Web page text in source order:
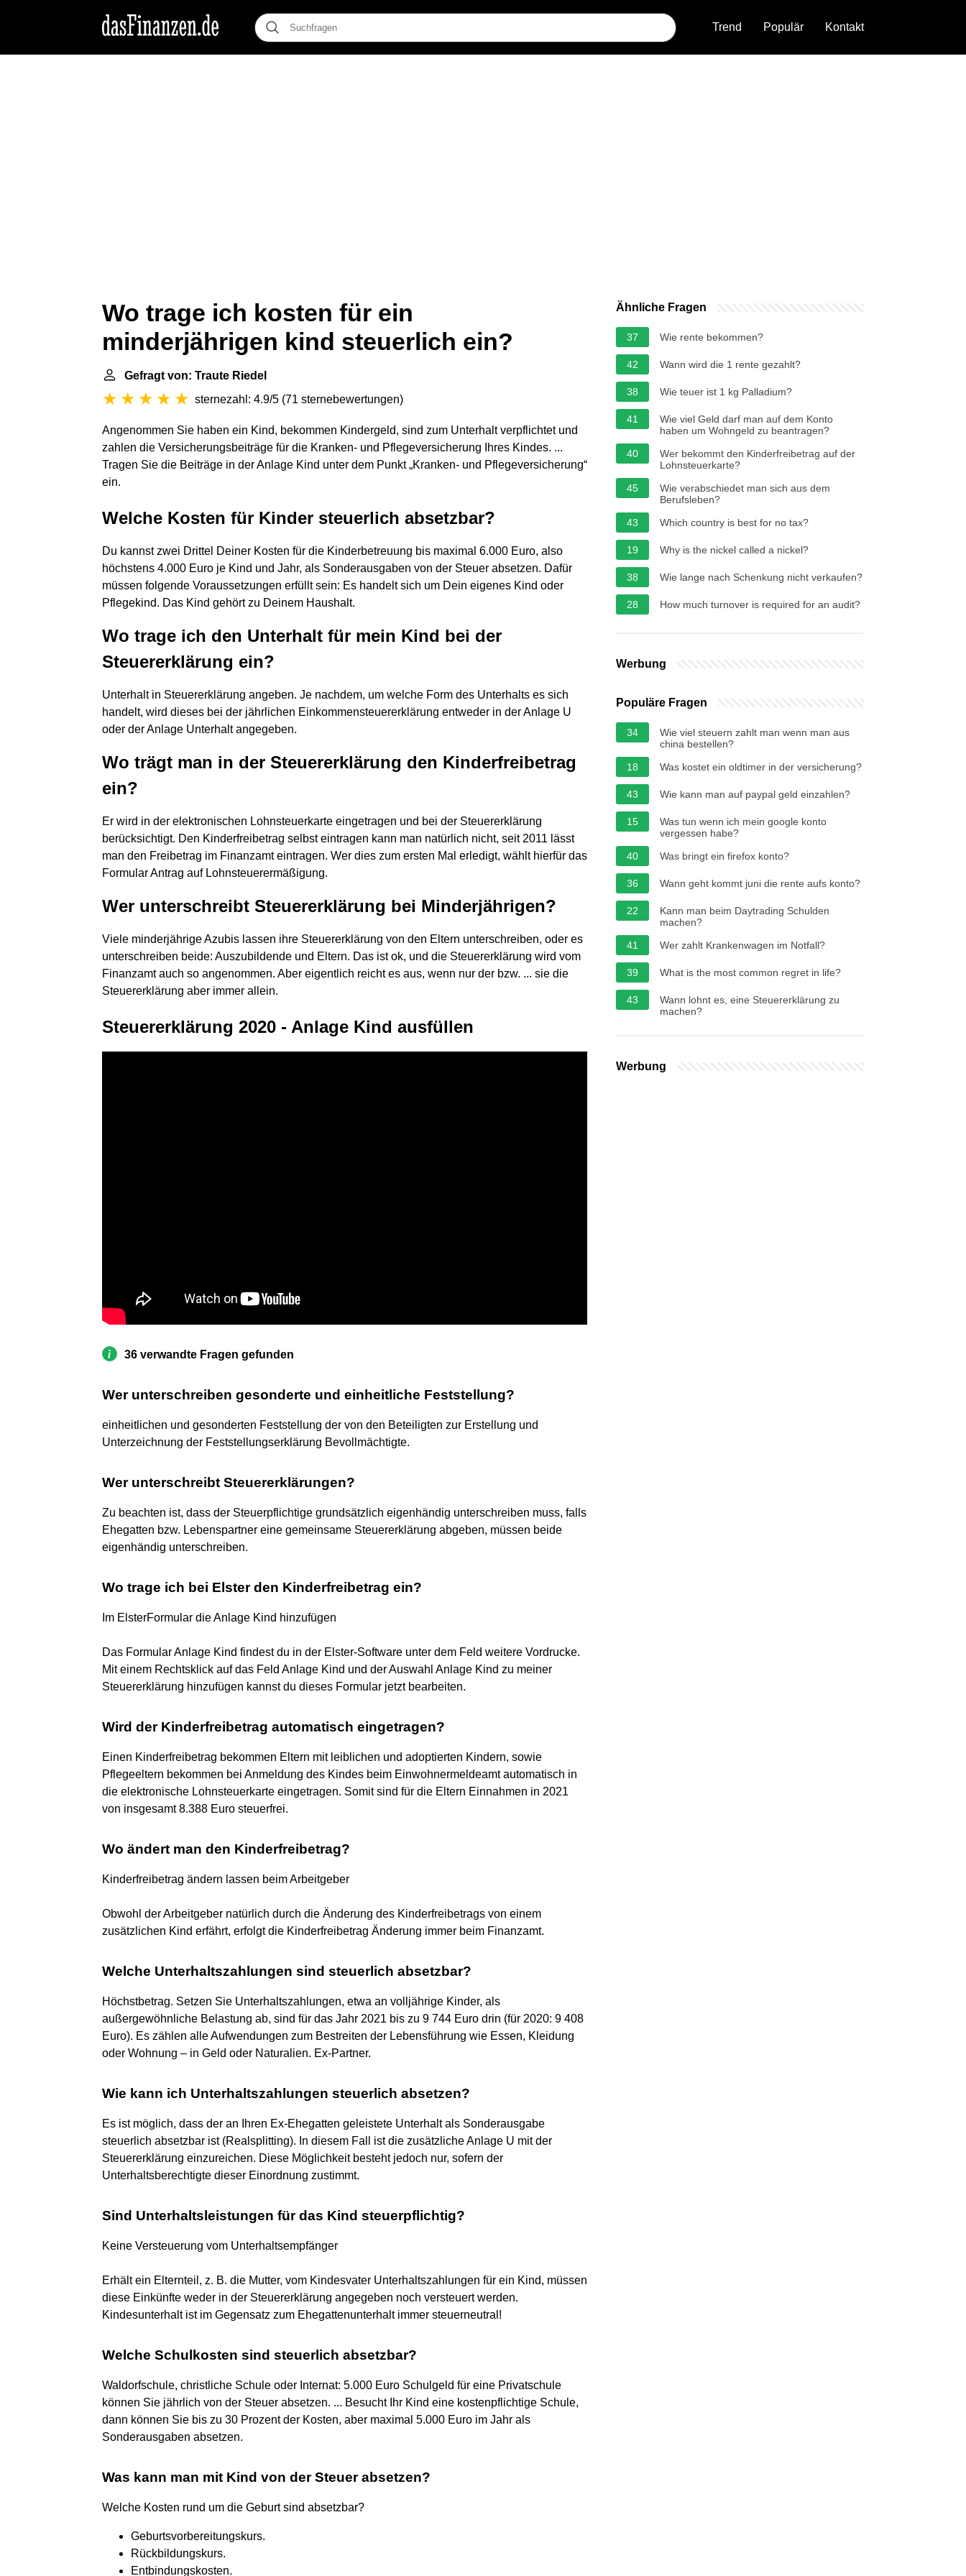
Trend Populär Kontakt
Wo trage ich kosten für ein
minderjährigen kind steuerlich ein?
Gefragt von: Traute Riedel
sternezahl: 4.9/5 (71 sternebewertungen)
Angenommen Sie haben ein Kind, bekommen Kindergeld, sind zum Unterhalt verpflichtet und
zahlen die Versicherungsbeiträge für die Kranken- und Pflegeversicherung Ihres Kindes. ...
Tragen Sie die Beiträge in der Anlage Kind unter dem Punkt „Kranken- und Pflegeversicherung“
ein.
Welche Kosten für Kinder steuerlich absetzbar?
Du kannst zwei Drittel Deiner Kosten für die Kinderbetreuung bis maximal 6.000 Euro, also
höchstens 4.000 Euro je Kind und Jahr, als Sonderausgaben von der Steuer absetzen. Dafür
müssen folgende Voraussetzungen erfüllt sein: Es handelt sich um Dein eigenes Kind oder
Pflegekind. Das Kind gehört zu Deinem Haushalt.
Wo trage ich den Unterhalt für mein Kind bei der
Steuererklärung ein?
Unterhalt in Steuererklärung angeben. Je nachdem, um welche Form des Unterhalts es sich
handelt, wird dieses bei der jährlichen Einkommensteuererklärung entweder in der Anlage U
oder der Anlage Unterhalt angegeben.
Wo trägt man in der Steuererklärung den Kinderfreibetrag
ein?
Er wird in der elektronischen Lohnsteuerkarte eingetragen und bei der Steuererklärung
berücksichtigt. Den Kinderfreibetrag selbst eintragen kann man natürlich nicht, seit 2011 lässt
man den Freibetrag im Finanzamt eintragen. Wer dies zum ersten Mal erledigt, wählt hierfür das
Formular Antrag auf Lohnsteuerermäßigung.
Wer unterschreibt Steuererklärung bei Minderjährigen?
Viele minderjährige Azubis lassen ihre Steuererklärung von den Eltern unterschreiben, oder es
unterschreiben beide: Auszubildende und Eltern. Das ist ok, und die Steuererklärung wird vom
Finanzamt auch so angenommen. Aber eigentlich reicht es aus, wenn nur der bzw. ... sie die
Steuererklärung aber immer allein.
Steuererklärung 2020 - Anlage Kind ausfüllen
36 verwandte Fragen gefunden
Wer unterschreiben gesonderte und einheitliche Feststellung?
einheitlichen und gesonderten Feststellung der von den Beteiligten zur Erstellung und
Unterzeichnung der Feststellungserklärung Bevollmächtigte.
Wer unterschreibt Steuererklärungen?
Zu beachten ist, dass der Steuerpflichtige grundsätzlich eigenhändig unterschreiben muss, falls
Ehegatten bzw. Lebenspartner eine gemeinsame Steuererklärung abgeben, müssen beide
eigenhändig unterschreiben.
Wo trage ich bei Elster den Kinderfreibetrag ein?
Im ElsterFormular die Anlage Kind hinzufügen
Das Formular Anlage Kind findest du in der Elster-Software unter dem Feld weitere Vordrucke.
Mit einem Rechtsklick auf das Feld Anlage Kind und der Auswahl Anlage Kind zu meiner
Steuererklärung hinzufügen kannst du dieses Formular jetzt bearbeiten.
Wird der Kinderfreibetrag automatisch eingetragen?
Einen Kinderfreibetrag bekommen Eltern mit leiblichen und adoptierten Kindern, sowie
Pflegeeltern bekommen bei Anmeldung des Kindes beim Einwohnermeldeamt automatisch in
die elektronische Lohnsteuerkarte eingetragen. Somit sind für die Eltern Einnahmen in 2021
von insgesamt 8.388 Euro steuerfrei.
Wo ändert man den Kinderfreibetrag?
Kinderfreibetrag ändern lassen beim Arbeitgeber
Obwohl der Arbeitgeber natürlich durch die Änderung des Kinderfreibetrags von einem
zusätzlichen Kind erfährt, erfolgt die Kinderfreibetrag Änderung immer beim Finanzamt.
Welche Unterhaltszahlungen sind steuerlich absetzbar?
Höchstbetrag. Setzen Sie Unterhaltszahlungen, etwa an volljährige Kinder, als
außergewöhnliche Belastung ab, sind für das Jahr 2021 bis zu 9 744 Euro drin (für 2020: 9 408
Euro). Es zählen alle Aufwendungen zum Bestreiten der Lebensführung wie Essen, Kleidung
oder Wohnung – in Geld oder Naturalien. Ex-Partner.
Wie kann ich Unterhaltszahlungen steuerlich absetzen?
Es ist möglich, dass der an Ihren Ex-Ehegatten geleistete Unterhalt als Sonderausgabe
steuerlich absetzbar ist (Realsplitting). In diesem Fall ist die zusätzliche Anlage U mit der
Steuererklärung einzureichen. Diese Möglichkeit besteht jedoch nur, sofern der
Unterhaltsberechtigte dieser Einordnung zustimmt.
Sind Unterhaltsleistungen für das Kind steuerpflichtig?
Keine Versteuerung vom Unterhaltsempfänger
Erhält ein Elternteil, z. B. die Mutter, vom Kindesvater Unterhaltszahlungen für ein Kind, müssen
diese Einkünfte weder in der Steuererklärung angegeben noch versteuert werden.
Kindesunterhalt ist im Gegensatz zum Ehegattenunterhalt immer steuerneutral!
Welche Schulkosten sind steuerlich absetzbar?
Waldorfschule, christliche Schule oder Internat: 5.000 Euro Schulgeld für eine Privatschule
können Sie jährlich von der Steuer absetzen. ... Besucht Ihr Kind eine kostenpflichtige Schule,
dann können Sie bis zu 30 Prozent der Kosten, aber maximal 5.000 Euro im Jahr als
Sonderausgaben absetzen.
Was kann man mit Kind von der Steuer absetzen?
Welche Kosten rund um die Geburt sind absetzbar?
Geburtsvorbereitungskurs.
Rückbildungskurs.
Entbindungskosten.
Ähnliche Fragen
37 Wie rente bekommen?
42 Wann wird die 1 rente gezahlt?
38 Wie teuer ist 1 kg Palladium?
41
Wie viel Geld darf man auf dem Konto
haben um Wohngeld zu beantragen?
40
Wer bekommt den Kinderfreibetrag auf der
Lohnsteuerkarte?
45
Wie verabschiedet man sich aus dem
Berufsleben?
43
Which country is best for no tax?
19 Why is the nickel called a nickel?
38 Wie lange nach Schenkung nicht verkaufen?
28 How much turnover is required for an audit?
Werbung
Populäre Fragen
34
Wie viel steuern zahlt man wenn man aus
china bestellen?
18
Was kostet ein oldtimer in der versicherung?
43 Wie kann man auf paypal geld einzahlen?
15
Was tun wenn ich mein google konto
vergessen habe?
40
Was bringt ein firefox konto?
36 Wann geht kommt juni die rente aufs konto?
22
Kann man beim Daytrading Schulden
machen?
41
Wer zahlt Krankenwagen im Notfall?
39 What is the most common regret in life?
43
Wann lohnt es, eine Steuererklärung zu
machen?
Werbung